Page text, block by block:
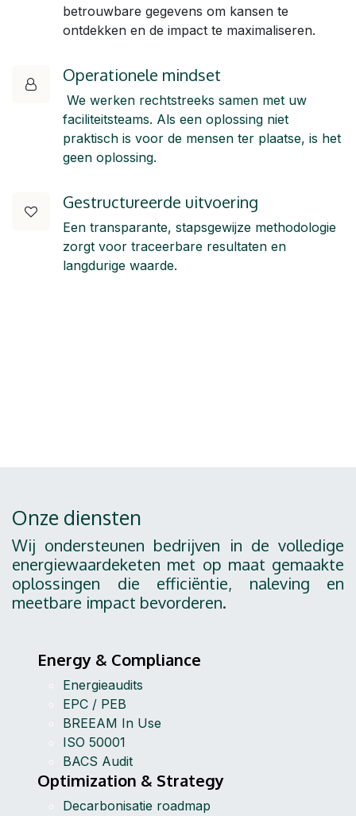
betrouwbare gegevens om kansen te
ontdekken en de impact te maximaliseren.
Operationele mindset
We werken rechtstreeks samen met uw
faciliteitsteams. Als een oplossing niet
praktisch is voor de mensen ter plaatse, is het
geen oplossing.
Gestructureerde uitvoering
Een transparante, stapsgewijze methodologie
zorgt voor traceerbare resultaten en
langdurige waarde.
Onze diensten
Wij ondersteunen bedrijven in de volledige
energiewaardeketen met op maat gemaakte
oplossingen die efficiëntie, naleving en
meetbare impact bevorderen.
Energy & Compliance
Energieaudits
EPC / PEB
BREEAM In Use
ISO 50001
BACS Audit
Optimization & Strategy
Decarbonisatie roadmap